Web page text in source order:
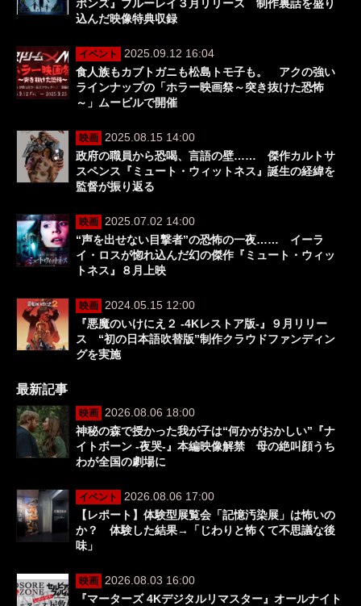
ポンズ』ブルーレイ３月リリース 制作裏話を盛り
込んだ映像特典収録
イベント
2025.09.12 16:04
食人族もカブトガニも松島トモ子も。 アクの強い
ラインナップの「ホラー映画祭～突き抜けた恐怖
～」ムービルで開催
映画
2025.08.15 14:00
政府の職員から恐喝、言語の壁…… 傑作カルトサ
スペンス『ミュート・ウィットネス』誕生の経緯を
監督が振り返る
映画
2025.07.02 14:00
“声を出せない目撃者”の恐怖の一夜…… イーラ
イ・ロスが惚れ込んだ幻の傑作『ミュート・ウィッ
トネス』８月上映
映画
2024.05.15 12:00
『悪魔のいけにえ２ ‐4Kレストア版‐』９月リリー
ス “初の日本語吹替版”制作クラウドファンディン
グを実施
最新記事
映画
2026.08.06 18:00
神秘の森で授かった我が子は“何かがおかしい”『ナ
イトボーン -夜哭-』本編映像解禁 母の絶叫顔うち
わが全国の劇場に
イベント
2026.08.06 17:00
【レポート】体験型展覧会「記憶汚染展」は怖いの
か？ 体験した結果→「じわりと怖くて不思議な後
味」
映画
2026.08.03 16:00
『マーターズ 4Kデジタルリマスター』オールナイト